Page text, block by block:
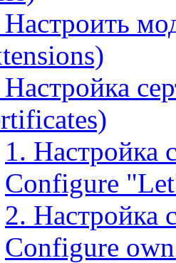
Настроить
1. Настройка
Configure
2. Настройка
Configure